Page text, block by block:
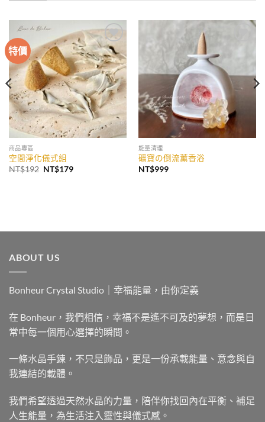
特價
加入
收藏
商品專區
空間淨化儀式組
NT$192 原
NT$179目
收藏
能量清理
礦寶の倒流薰香浴
NT$999
ABOUT US
Bonheur Crystal Studio｜幸福能量，由你定義
在 Bonheur，我們相信，幸福不是遙不可及的夢想，而是日
常中每一個用心選擇的瞬間。
一條水晶手鍊，不只是飾品，更是一份承載能量、意念與自
我連結的載體。
我們希望透過天然水晶的力量，陪伴你找回內在平衡、補足
人生能量，為生活注入靈性與儀式感。